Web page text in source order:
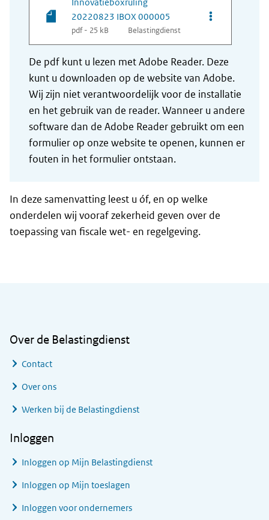
20220823 IBOX 000005
pdf - 25 kB Belastingdienst
Opties van
De pdf kunt u lezen met Adobe Reader. Deze
kunt u downloaden op de website van Adobe.
Wij zijn niet verantwoordelijk voor de installatie
en het gebruik van de reader. Wanneer u andere
software dan de Adobe Reader gebruikt om een
formulier op onze website te openen, kunnen er
fouten in het formulier ontstaan.
In deze samenvatting leest u óf, en op welke
onderdelen wij vooraf zekerheid geven over de
toepassing van fiscale wet- en regelgeving.
Over de Belastingdienst
Contact
Over ons
Werken bij de Belastingdienst
Inloggen
Inloggen op Mijn Belastingdienst
Inloggen op Mijn toeslagen
Inloggen voor ondernemers